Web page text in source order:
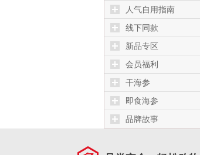
人气自用指南
线下同款
新品专区
会员福利
干海参
即食海参
品牌故事